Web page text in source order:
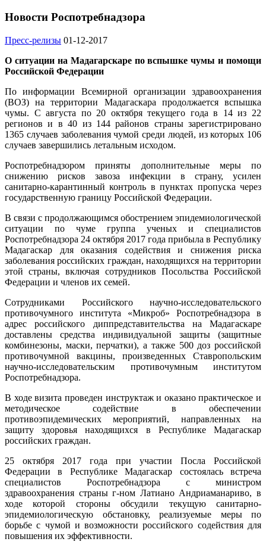
Новости Роспотребнадзора
Пресс-релизы 01-12-2017
О ситуации на Мадагарскаре по вспышке чумы и помощи
Российской Федерации
По информации Всемирной организации здравоохранения
(ВОЗ) на территории Мадагаскара продолжается вспышка
чумы. С августа по 20 октября текущего года в 14 из 22
регионов и в 40 из 144 районов страны зарегистрировано
1365 случаев заболевания чумой среди людей, из которых 106
случаев завершились летальным исходом.
Роспотребнадзором приняты дополнительные меры по
снижению рисков завоза инфекции в страну, усилен
санитарно-карантинный контроль в пунктах пропуска через
государственную границу Российской Федерации.
В связи с продолжающимся обострением эпидемиологической
ситуации по чуме группа ученых и специалистов
Роспотребнадзора 24 октября 2017 года прибыла в Республику
Мадагаскар для оказания содействия и снижения риска
заболевания российских граждан, находящихся на территории
этой страны, включая сотрудников Посольства Российской
Федерации и членов их семей.
Сотрудниками Российского научно-исследовательского
противочумного института «Микроб» Роспотребнадзора в
адрес российского диппредставительства на Мадагаскаре
доставлены средства индивидуальной защиты (защитные
комбинезоны, маски, перчатки), а также 500 доз российской
противочумной вакцины, произведенных Ставропольским
научно-исследовательским противочумным институтом
Роспотребнадзора.
В ходе визита проведен инструктаж и оказано практическое и
методическое содействие в обеспечении
противоэпидемических мероприятий, направленных на
защиту здоровья находящихся в Республике Мадагаскар
российских граждан.
25 октября 2017 года при участии Посла Российской
Федерации в Республике Мадагаскар состоялась встреча
специалистов Роспотребнадзора с министром
здравоохранения страны г-ном Латиано Андриаманариво, в
ходе которой стороны обсудили текущую санитарно-
эпидемиологическую обстановку, реализуемые меры по
борьбе с чумой и возможности российского содействия для
повышения их эффективности.